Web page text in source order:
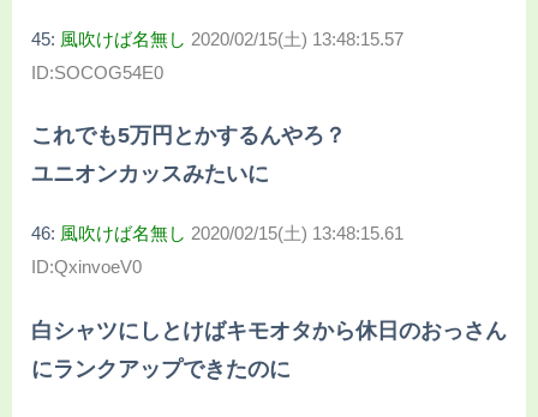
45: 風吹けば名無し 2020/02/15(土) 13:48:15.57
ID:SOCOG54E0
これでも5万円とかするんやろ？
ユニオンカッスみたいに
46: 風吹けば名無し 2020/02/15(土) 13:48:15.61
ID:QxinvoeV0
白シャツにしとけばキモオタから休日のおっさん
にランクアップできたのに